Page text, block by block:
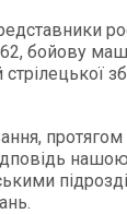
бойову
стрілецької
протягом